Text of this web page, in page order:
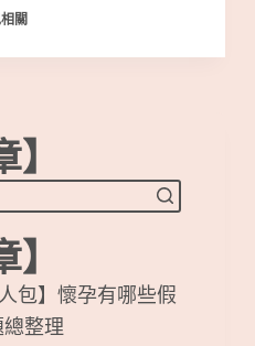
關
包】懷孕有哪些假
整理